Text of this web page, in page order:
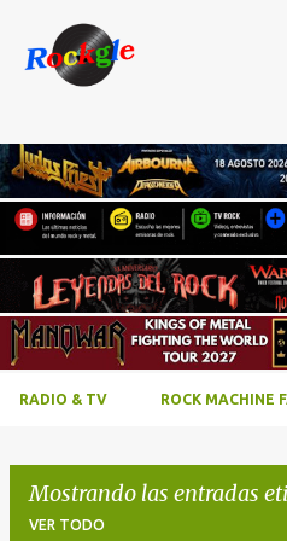
RADIO & TV ROCK MACHINE
Mostrando las entradas
VER TODO